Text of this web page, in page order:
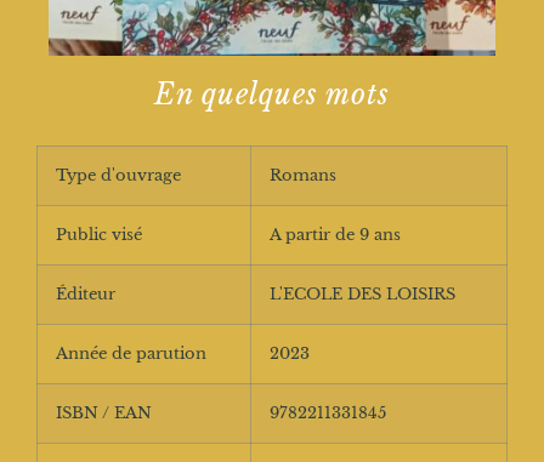
En quelques mots
Type d'ouvrage Romans
Public visé A partir de 9 ans
Éditeur L'ECOLE DES LOISIRS
Année de parution 2023
ISBN / EAN 9782211331845